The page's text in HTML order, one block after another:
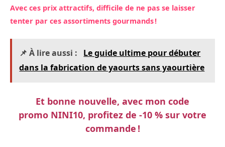
Avec ces prix attractifs, difficile de ne pas se laisser
tenter par ces assortiments gourmands !
📌 À lire aussi :
Le guide ultime pour débuter
dans la fabrication de yaourts sans yaourtière
Et bonne nouvelle, avec mon code
promo NINI10, profitez de -10 % sur votre
commande !